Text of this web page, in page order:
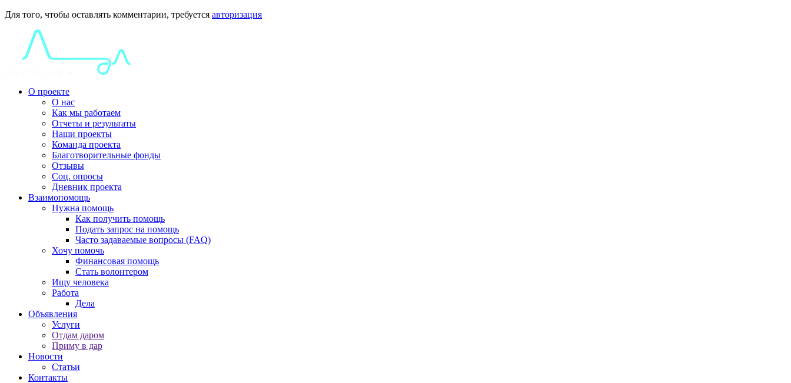
Для того, чтобы оставлять комментарии, требуется авторизация
О проекте
О нас
Как мы работаем
Отчеты и результаты
Наши проекты
Команда проекта
Благотворительные фонды
Отзывы
Соц. опросы
Дневник проекта
Взаимопомощь
Нужна помощь
Как получить помощь
Подать запрос на помощь
Часто задаваемые вопросы (FAQ)
Хочу помочь
Финансовая помощь
Стать волонтером
Ищу человека
Работа
Дела
Объявления
Услуги
Отдам даром
Приму в дар
Новости
Статьи
Контакты